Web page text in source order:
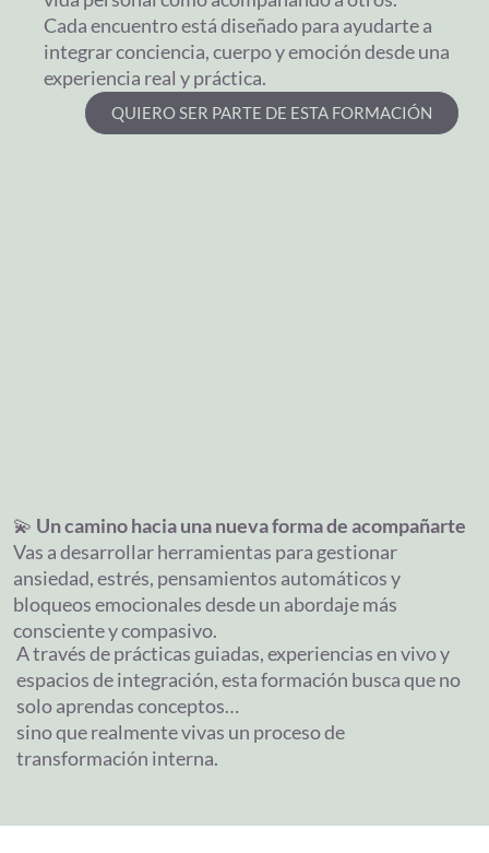
Cada encuentro está diseñado para ayudarte a
integrar conciencia, cuerpo y emoción desde una
experiencia real y práctica.
QUIERO SER PARTE DE ESTA FORMACIÓN
💫 Un camino hacia una nueva forma de acompañarte
Vas a desarrollar herramientas para gestionar
ansiedad, estrés, pensamientos automáticos y
bloqueos emocionales desde un abordaje más
consciente y compasivo.
A través de prácticas guiadas, experiencias en vivo y
espacios de integración, esta formación busca que no
solo aprendas conceptos…
sino que realmente vivas un proceso de
transformación interna.